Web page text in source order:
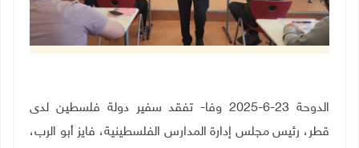
الدوحة 23-6-2025 وفا- تفقد سفير دولة فلسطين لدى
قطر، رئيس مجلس إدارة المدارس الفلسطينية، فايز أبو الرب،